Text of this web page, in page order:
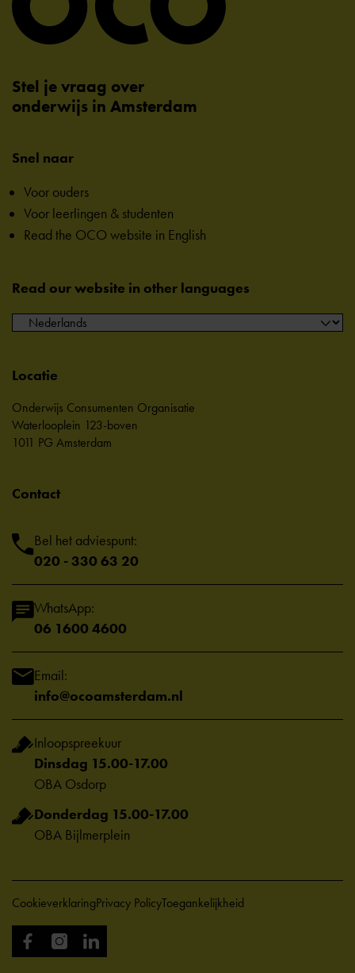
Stel je vraag over
onderwijs in Amsterdam
Snel naar
Voor ouders
Voor leerlingen & studenten
Read the OCO website in English
Read our website in other languages
Locatie
Onderwijs Consumenten Organisatie
Waterlooplein 123-boven
1011 PG Amsterdam
Contact
Bel het adviespunt:
020 - 330 63 20
WhatsApp:
06 1600 4600
Email:
info@ocoamsterdam.nl
Inloopspreekuur
Dinsdag 15.00-17.00
OBA Osdorp
Donderdag 15.00-17.00
OBA Bijlmerplein
CookieverklaringPrivacy PolicyToegankelijkheid